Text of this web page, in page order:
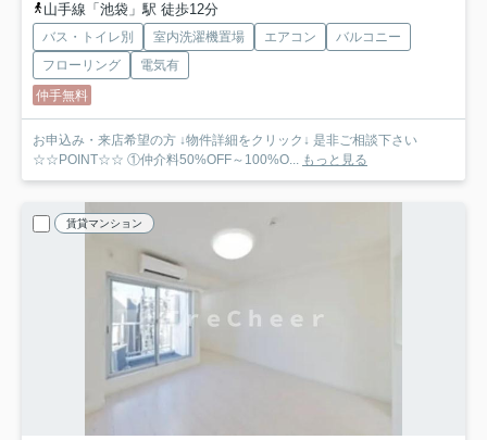
山手線「池袋」駅 徒歩12分
バス・トイレ別 室内洗濯機置場 エアコン
バルコニー
フローリング
電気有
仲手無料
お申込み・来店希望の方 ↓物件詳細をクリック↓ 是非ご相談下さい
☆☆POINT☆☆ ①仲介料50%OFF～100%O... もっと見る
賃貸マンション